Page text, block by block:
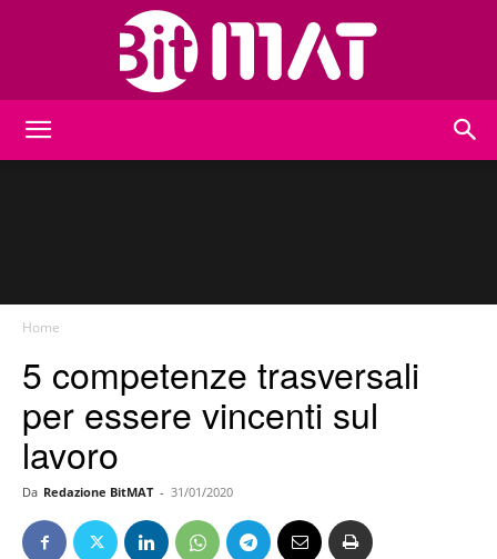
Home
5 competenze trasversali
per essere vincenti sul
lavoro
Da Redazione BitMAT - 31/01/2020